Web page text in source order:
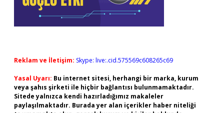
Reklam ve İletişim: Skype: live:.cid.575569c608265c69
Yasal Uyarı: Bu internet sitesi, herhangi bir marka, kurum
veya şahıs şirketi ile hiçbir bağlantısı bulunmamaktadır.
Sitede yalnızca kendi hazırladığımız makaleler
paylaşılmaktadır. Burada yer alan içerikler haber niteliği